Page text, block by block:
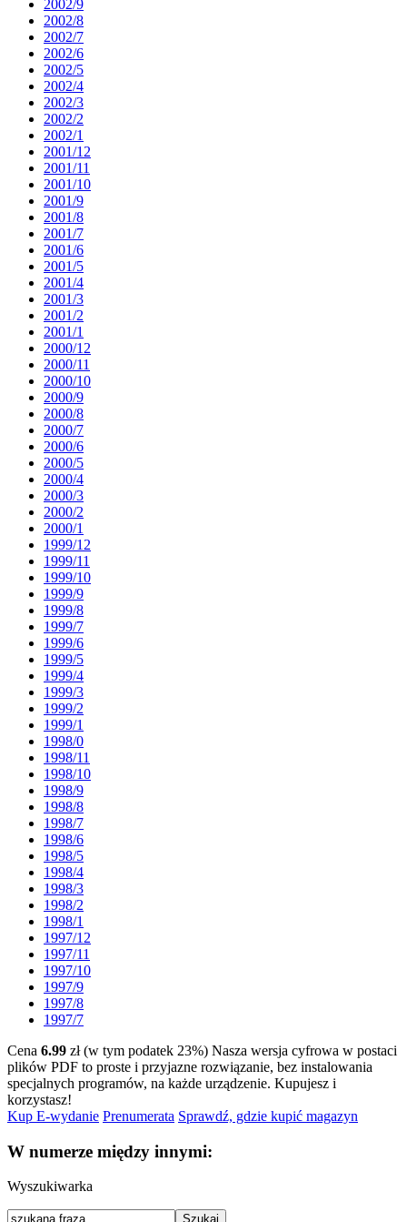
2002/9
2002/8
2002/7
2002/6
2002/5
2002/4
2002/3
2002/2
2002/1
2001/12
2001/11
2001/10
2001/9
2001/8
2001/7
2001/6
2001/5
2001/4
2001/3
2001/2
2001/1
2000/12
2000/11
2000/10
2000/9
2000/8
2000/7
2000/6
2000/5
2000/4
2000/3
2000/2
2000/1
1999/12
1999/11
1999/10
1999/9
1999/8
1999/7
1999/6
1999/5
1999/4
1999/3
1999/2
1999/1
1998/0
1998/11
1998/10
1998/9
1998/8
1998/7
1998/6
1998/5
1998/4
1998/3
1998/2
1998/1
1997/12
1997/11
1997/10
1997/9
1997/8
1997/7
Cena 6.99 zł (w tym podatek 23%) Nasza wersja cyfrowa w postaci
plików PDF to proste i przyjazne rozwiązanie, bez instalowania
specjalnych programów, na każde urządzenie. Kupujesz i
korzystasz!
Kup E-wydanie Prenumerata Sprawdź, gdzie kupić magazyn
W numerze między innymi:
Wyszukiwarka